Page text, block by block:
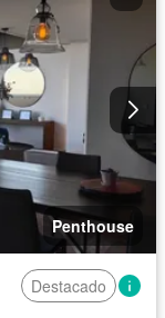
Penthouse
Destacado